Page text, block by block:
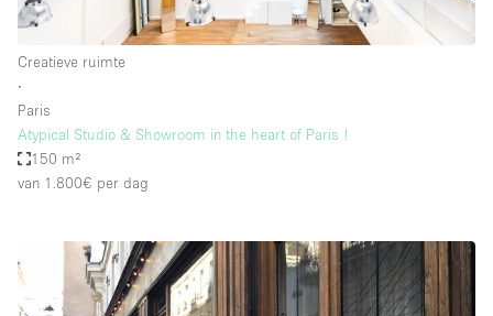
Creatieve ruimte
∙
Paris
Atypical Studio & Showroom in the heart of Paris !
150 m²
van 1.800€ per dag